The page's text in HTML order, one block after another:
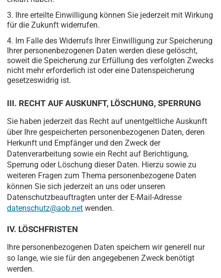
Ihre erteilte Einwilligung können Sie jederzeit mit Wirkung
für die Zukunft widerrufen.
Im Falle des Widerrufs Ihrer Einwilligung zur Speicherung
Ihrer personenbezogenen Daten werden diese gelöscht,
soweit die Speicherung zur Erfüllung des verfolgten Zwecks
nicht mehr erforderlich ist oder eine Datenspeicherung
gesetzeswidrig ist.
III. RECHT AUF AUSKUNFT, LÖSCHUNG, SPERRUNG
Sie haben jederzeit das Recht auf unentgeltliche Auskunft
über Ihre gespeicherten personenbezogenen Daten, deren
Herkunft und Empfänger und den Zweck der
Datenverarbeitung sowie ein Recht auf Berichtigung,
Sperrung oder Löschung dieser Daten. Hierzu sowie zu
weiteren Fragen zum Thema personenbezogene Daten
können Sie sich jederzeit an uns oder unseren
Datenschutzbeauftragten unter der E-Mail-Adresse
datenschutz@aob.net wenden.
IV. LÖSCHFRISTEN
Ihre personenbezogenen Daten speichern wir generell nur
so lange, wie sie für den angegebenen Zweck benötigt
werden.